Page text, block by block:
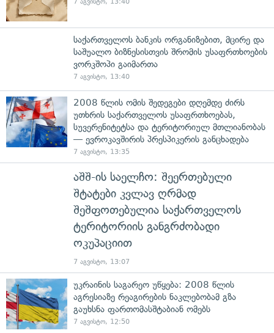
საქართველოს ბანკის ორგანიზებით, მცირე და
საშუალო ბიზნესისთვის შრომის უსაფრთხოების
ვორკშოპი გაიმართა
7 აგვისტო, 13:40
2008 წლის ომის შედეგები დღემდე ძირს
უთხრის საქართველოს უსაფრთხოებას,
სუვერენიტეტსა და ტერიტორიულ მთლიანობას
— ევროკავშირის პრესპიკერის განცხადება
7 აგვისტო, 13:35
აშშ-ის საელჩო: შეერთებული
შტატები კვლავ ღრმად
შეშფოთებულია საქართველოს
ტერიტორიის განგრძობადი
ოკუპაციით
7 აგვისტო, 13:07
უკრაინის საგარეო უწყება: 2008 წლის
აგრესიაზე რეაგირების ნაკლებობამ გზა
გაუხსნა ფართომასშტაბიან ომებს
7 აგვისტო, 12:50